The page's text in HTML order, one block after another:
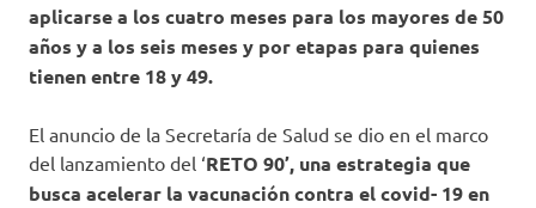
aplicarse a los cuatro meses para los mayores de 50
años y a los seis meses y por etapas para quienes
tienen entre 18 y 49.
El anuncio de la Secretaría de Salud se dio en el marco
del lanzamiento del ‘RETO 90’, una estrategia que
busca acelerar la vacunación contra el covid- 19 en